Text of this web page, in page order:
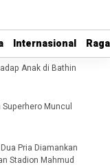
Internasional
Internasional
Anak di Bathin
Superhero Muncul
Pria Diamankan
Stadion Mahmud